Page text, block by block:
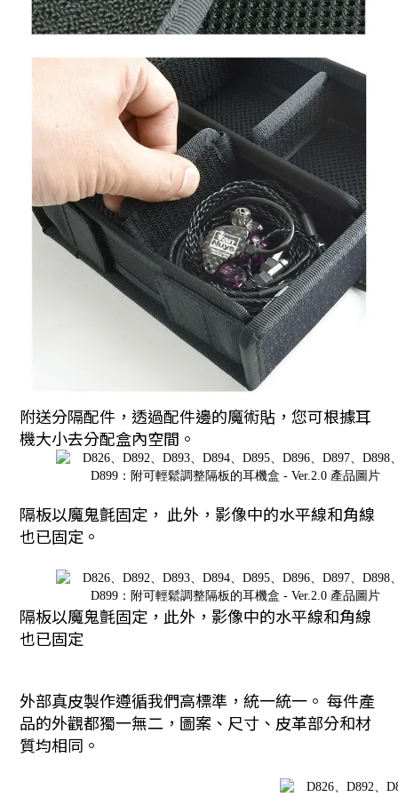
附送分隔配件，透過配件邊的魔術貼，您可根據耳
機大小去分配盒內空間。
隔板以魔鬼氈固定， 此外，影像中的水平線和角線
也已固定。
隔板以魔鬼氈固定，此外，影像中的水平線和角線
也已固定
外部真皮製作遵循我們高標準，統一統一。 每件產
品的外觀都獨一無二，圖案、尺寸、皮革部分和材
質均相同。